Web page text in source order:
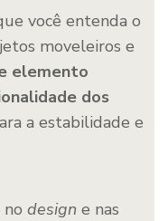
você entenda o
moveleiros e
elemento
dos
a estabilidade e
design e nas